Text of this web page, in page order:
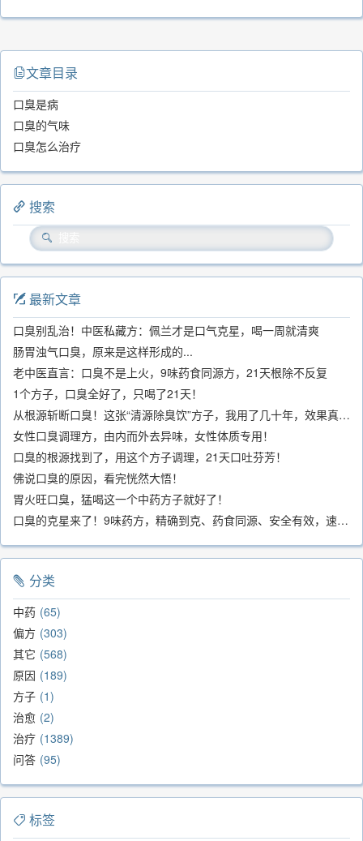
文章目录
口臭是病
口臭的气味
口臭怎么治疗
搜索
最新文章
口臭别乱治！中医私藏方：佩兰才是口气克星，喝一周就清爽
肠胃浊气口臭，原来是这样形成的...
老中医直言：口臭不是上火，9味药食同源方，21天根除不反复
1个方子，口臭全好了，只喝了21天！
从根源斩断口臭！这张“清源除臭饮”方子，我用了几十年，效果真不错
女性口臭调理方，由内而外去异味，女性体质专用！
口臭的根源找到了，用这个方子调理，21天口吐芬芳！
佛说口臭的原因，看完恍然大悟！
胃火旺口臭，猛喝这一个中药方子就好了！
口臭的克星来了！9味药方，精确到克、药食同源、安全有效，速看！
分类
中药 65
偏方 303
其它 568
原因 189
方子 1
治愈 2
治疗 1389
问答 95
标签